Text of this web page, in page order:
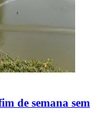
de semana sem